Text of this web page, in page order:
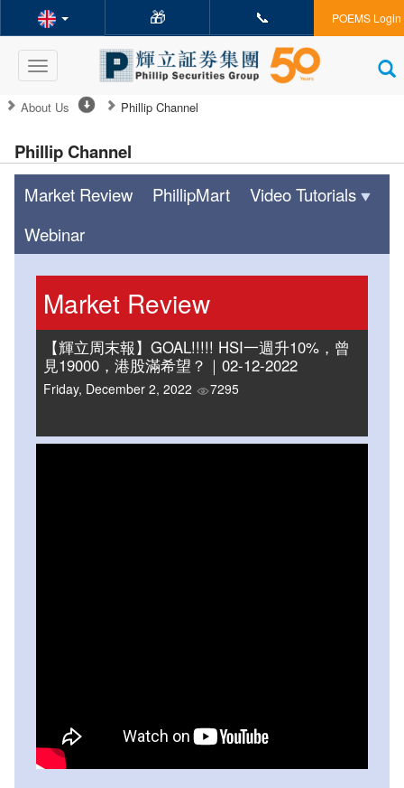
🎁 📞 POEMS Login
Toggle
navigation
About Us Phillip Channel
Phillip Channel
Market Review PhillipMart
Video Tutorials
Webinar
Market Review
【輝立周末報】GOAL!!!!! HSI一週升10%，曾
見19000，港股滿希望？｜02-12-2022
Friday, December 2, 2022 7295